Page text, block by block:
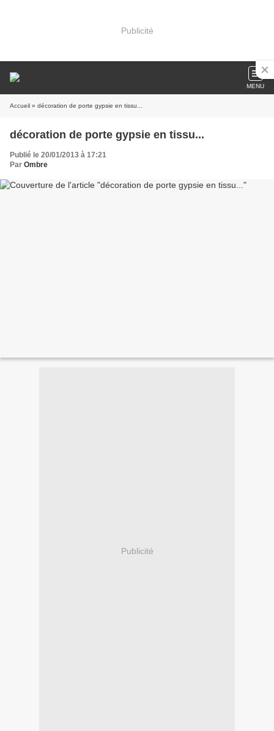
Publicité
MENU
Accueil » décoration de porte gypsie en tissu...
décoration de porte gypsie en tissu...
Publié le 20/01/2013 à 17:21
Par Ombre
Publicité